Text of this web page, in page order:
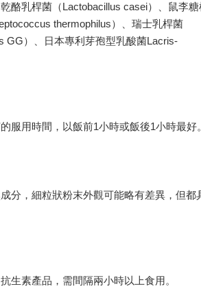
酪乳桿菌（Lactobacillus casei）、鼠李
thermophilus）、瑞士乳桿菌
GG）、日本專利芽孢型乳酸菌Lacris-
服用時間，以飯前1小時或飯後1小時最好。
分，細粒狀粉末外觀可能略有差異，但都
生素產品，需間隔兩小時以上食用。